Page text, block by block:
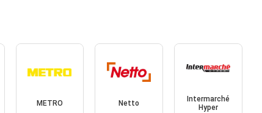
METRO Netto
Intermarché
Hyper